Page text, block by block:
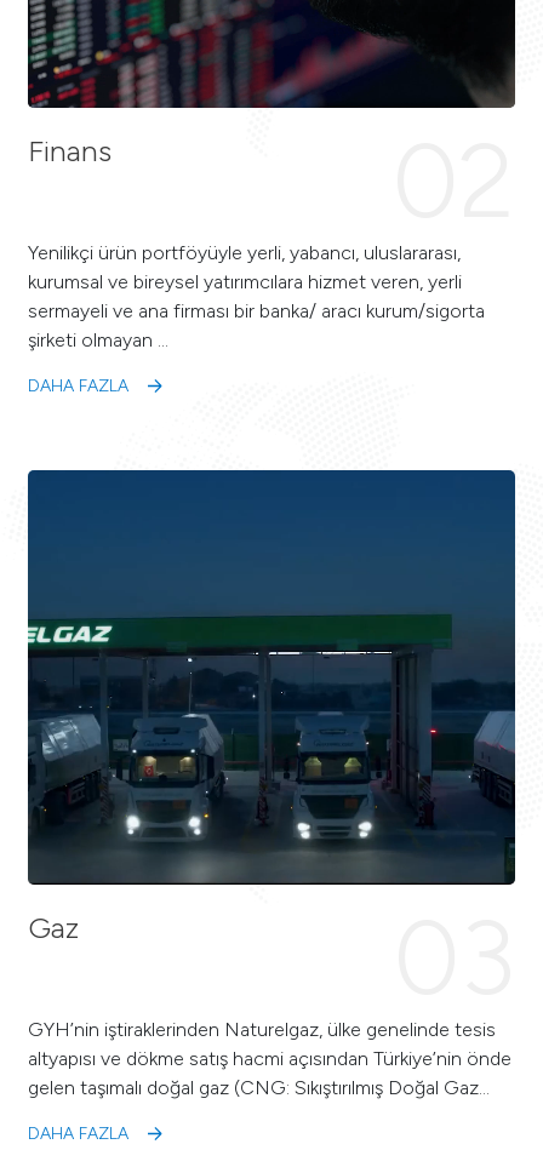
Finans
Yenilikçi ürün portföyüyle yerli, yabancı, uluslararası,
kurumsal ve bireysel yatırımcılara hizmet veren, yerli
sermayeli ve ana firması bir banka/ aracı kurum/sigorta
şirketi olmayan …
DAHA FAZLA
Gaz
GYH’nin iştiraklerinden Naturelgaz, ülke genelinde tesis
altyapısı ve dökme satış hacmi açısından Türkiye’nin önde
gelen taşımalı doğal gaz (CNG: Sıkıştırılmış Doğal Gaz…
DAHA FAZLA